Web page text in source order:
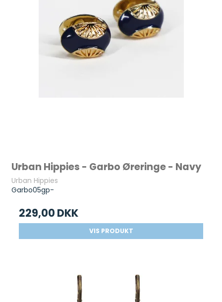
Urban Hippies - Garbo Øreringe - Navy
Urban Hippies
Garbo05gp-
229,00 DKK
VIS PRODUKT